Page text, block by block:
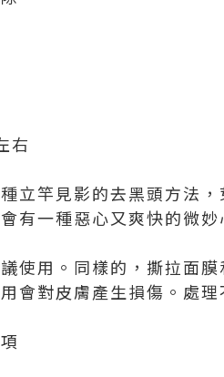
右
立竿見影的去黑頭方法
有一種惡心又爽快的微
使用。同樣的，撕拉面
會對皮膚產生損傷。處